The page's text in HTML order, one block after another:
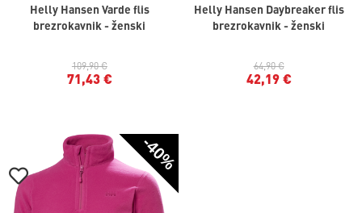
Helly Hansen Varde flis
brezrokavnik - ženski
109,90 €
71,43 €
Helly Hansen Daybreaker flis
brezrokavnik - ženski
64,90 €
42,19 €
-40%